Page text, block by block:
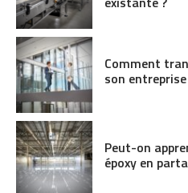
Comment
son
Peut-on
époxy en